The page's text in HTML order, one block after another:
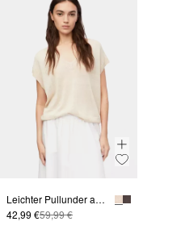
Leichter Pullunder aus Leinenmix
42,99 €59,99 €